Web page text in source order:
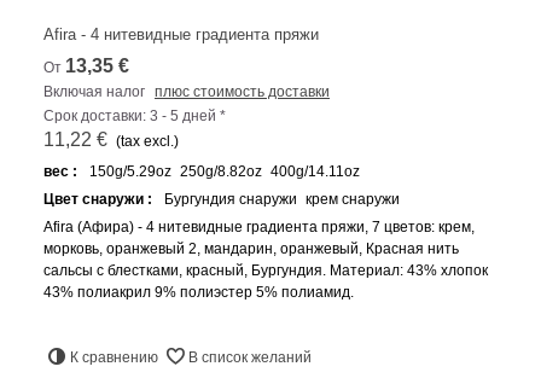
Afira - 4 нитевидные градиента пряжи
От 13,35 €
Включая налог плюс стоимость доставки
Срок доставки: 3 - 5 дней *
11,22 € (tax excl.)
вес :
150g/5.29oz 250g/8.82oz 400g/14.11oz
Цвет снаружи :
Бургундия снаружи крем снаружи
Afira (Афира) - 4 нитевидные градиента пряжи, 7 цветов: крем,
морковь, оранжевый 2, мандарин, оранжевый, Красная нить
сальсы с блестками, красный, Бургундия. Материал: 43% хлопок
43% полиакрил 9% полиэстер 5% полиамид.
К сравнению В список желаний